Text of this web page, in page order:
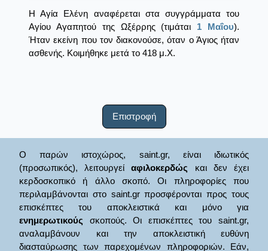
Η Αγία Ελένη αναφέρεται στα συγγράμματα του
Αγίου Αγαπητού της Ωξέρρης (τιμάται 1 Μαΐου).
Ήταν εκείνη που τον διακονούσε, όταν ο Άγιος ήταν
ασθενής. Κοιμήθηκε μετά το 418 μ.Χ.
Επιστροφή
Ο παρών ιστοχώρος, saint.gr, είναι ιδιωτικός
(προσωπικός), λειτουργείαφιλοκερδώς και δεν έχει
κερδοσκοπικό ή άλλο σκοπό. Οι πληροφορίες που
περιλαμβάνονται στο saint.gr προσφέρονται προς τους
επισκέπτες του αποκλειστικά και μόνο για
ενημερωτικούς σκοπούς. Οι επισκέπτες του saint.gr,
αναλαμβάνουν και την αποκλειστική ευθύνη
διασταύρωσης των παρεχομένων πληροφοριών. Εάν,